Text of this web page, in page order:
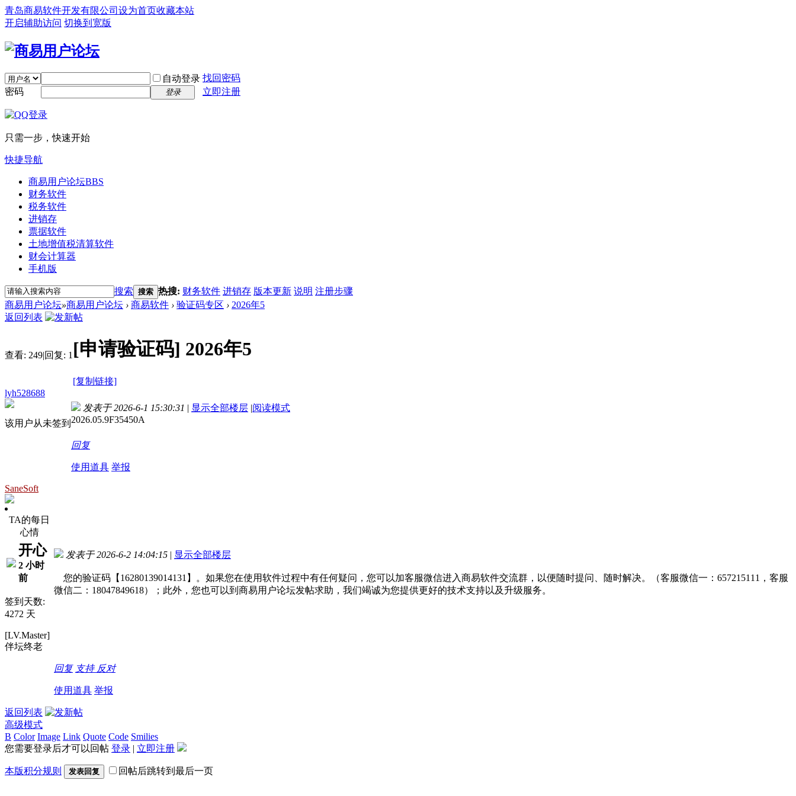
青岛商易软件开发有限公司 设为首页收藏本站
开启辅助访问 切换到宽版
自动登录 找回密码
密码
登录 立即注册
只需一步，快速开始
快捷导航
商易用户论坛BBS
财务软件
税务软件
进销存
票据软件
土地增值税清算软件
财会计算器
手机版
搜索 搜索 热搜: 财务软件 进销存 版本更新 说明 注册步骤
商易用户论坛»商易用户论坛 › 商易软件 › 验证码专区 › 2026年5
返回列表
查看: 249|回复: 1 [申请验证码] 2026年5
[复制链接]
lyh528688
该用户从未签到
发表于 2026-6-1 15:30:31 | 显示全部楼层 |阅读模式
2026.05.9F35450A
回复
使用道具 举报
SaneSoft
TA的每日
心情
开心
2 小时
前
签到天数:
4272 天
[LV.Master]
伴坛终老
发表于 2026-6-2 14:04:15 | 显示全部楼层
您的验证码【16280139014131】。如果您在使用软件过程中有任何疑问，您可以加客服微信进入商易软件交流群，以便随时提问、随时解决。（客服微信一：657215111，客服
微信二：18047849618）；此外，您也可以到商易用户论坛发帖求助，我们竭诚为您提供更好的技术支持以及升级服务。
回复 支持 反对
使用道具 举报
返回列表
高级模式
B Color Image Link Quote Code Smilies
您需要登录后才可以回帖 登录 | 立即注册
本版积分规则 发表回复 回帖后跳转到最后一页